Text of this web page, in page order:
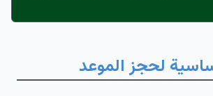
لحجز الموعد